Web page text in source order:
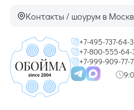
Контакты / шоурум в
+7-495-737-64-
+7-800-555-
+7-999-909-77-